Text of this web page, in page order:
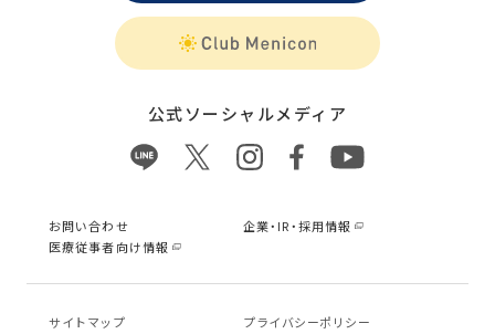
公式ソーシャルメディア
お問い合わせ
企業・IR・採用情報
医療従事者向け情報
サイトマップ プライバシーポリシー